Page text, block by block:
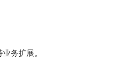
务扩展。